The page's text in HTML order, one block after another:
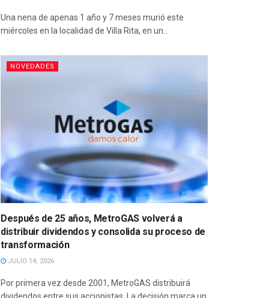
Una nena de apenas 1 año y 7 meses murió este
miércoles en la localidad de Villa Rita, en un...
NOVEDADES
Después de 25 años, MetroGAS volverá a
distribuir dividendos y consolida su proceso de
transformación
JULIO 14, 2026
Por primera vez desde 2001, MetroGAS distribuirá